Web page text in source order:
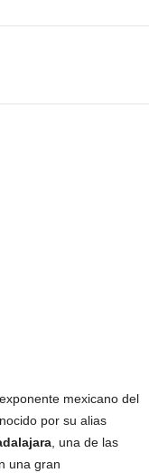
mexicano del
por su alias
, una de las
una gran